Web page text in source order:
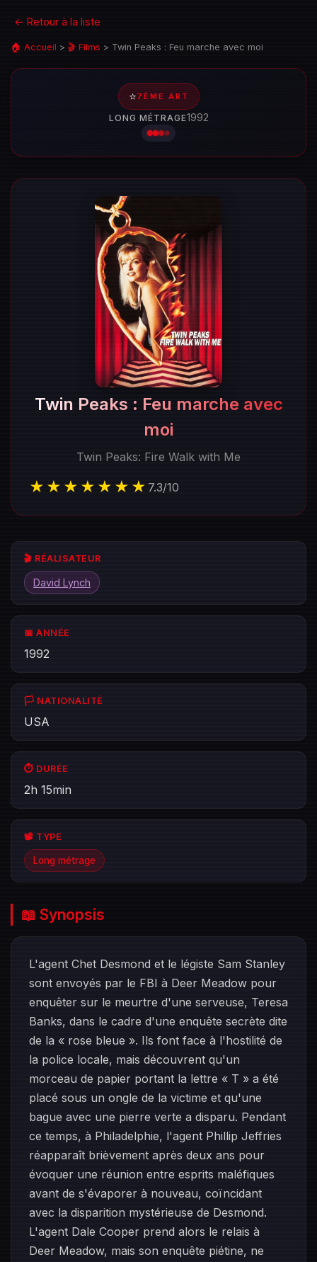
← Retour à la liste
🏠 Accueil > 🎬 Films > Twin Peaks : Feu marche avec moi
⭐7ÈME ART
LONG MÉTRAGE1992
Twin Peaks : Feu marche avec
moi
Twin Peaks: Fire Walk with Me
★★★★★★★ 7.3/10
🎬 RÉALISATEUR
David Lynch
📅 ANNÉE
1992
🏳️ NATIONALITÉ
USA
⏱️ DURÉE
2h 15min
📽️ TYPE
Long métrage
📖 Synopsis
L'agent Chet Desmond et le légiste Sam Stanley
sont envoyés par le FBI à Deer Meadow pour
enquêter sur le meurtre d'une serveuse, Teresa
Banks, dans le cadre d'une enquête secrète dite
de la « rose bleue ». Ils font face à l'hostilité de
la police locale, mais découvrent qu'un
morceau de papier portant la lettre « T » a été
placé sous un ongle de la victime et qu'une
bague avec une pierre verte a disparu. Pendant
ce temps, à Philadelphie, l'agent Phillip Jeffries
réapparaît brièvement après deux ans pour
évoquer une réunion entre esprits maléfiques
avant de s'évaporer à nouveau, coïncidant
avec la disparition mystérieuse de Desmond.
L'agent Dale Cooper prend alors le relais à
Deer Meadow, mais son enquête piétine, ne